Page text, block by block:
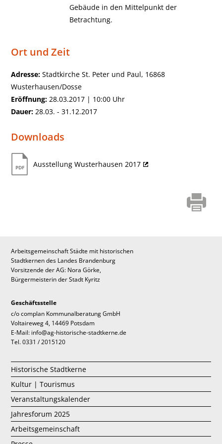
Gebäude in den Mittelpunkt der
Betrachtung.
Ort und Zeit
Adresse: Stadtkirche St. Peter und Paul, 16868
Wusterhausen/Dosse
Eröffnung: 28.03.2017 | 10:00 Uhr
Dauer: 28.03. - 31.12.2017
Downloads
Ausstellung Wusterhausen 2017
Arbeitsgemeinschaft Städte mit historischen
Stadtkernen des Landes Brandenburg
Vorsitzende der AG: Nora Görke,
Bürgermeisterin der Stadt Kyritz
Geschäftsstelle
c/o complan Kommunalberatung GmbH
Voltaireweg 4, 14469 Potsdam
E-Mail: info@ag-historische-stadtkerne.de
Tel. 0331 / 2015120
Historische Stadtkerne
Kultur | Tourismus
Veranstaltungskalender
Jahresforum 2025
Arbeitsgemeinschaft